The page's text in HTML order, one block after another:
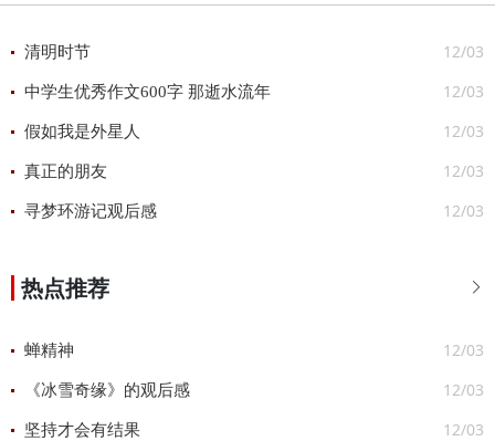
12/03
清明时节
12/03
中学生优秀作文600字 那逝水流年
12/03
假如我是外星人
12/03
真正的朋友
12/03
寻梦环游记观后感

热点推荐
12/03
蝉精神
12/03
《冰雪奇缘》的观后感
12/03
坚持才会有结果